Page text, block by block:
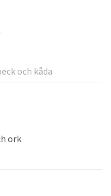
och kåda
ork